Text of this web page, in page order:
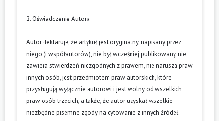
2. Oświadczenie Autora
Autor deklaruje, że artykuł jest oryginalny, napisany przez
niego (i współautorów), nie był wcześniej publikowany, nie
zawiera stwierdzeń niezgodnych z prawem, nie narusza praw
innych osób, jest przedmiotem praw autorskich, które
przysługują wyłącznie autorowi i jest wolny od wszelkich
praw osób trzecich, a także, że autor uzyskał wszelkie
niezbędne pisemne zgody na cytowanie z innych źródeł.